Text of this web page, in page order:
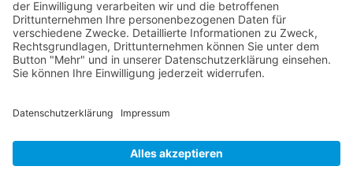
VORIGER
Erfahrener Medienprofi mit vielfältigem Portfolio
NÄCHSTER
Exklusiv im Interview – Chefarzt Dr. Minhal Hamzeh